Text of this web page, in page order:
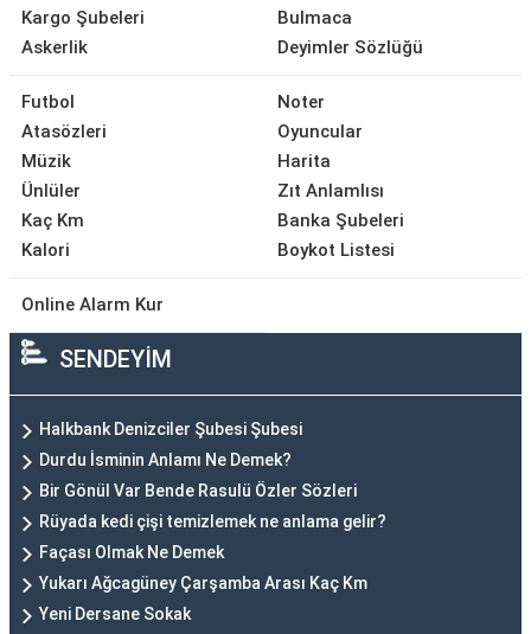
Kargo Şubeleri
Askerlik
Bulmaca
Deyimler Sözlüğü
Futbol
Atasözleri
Müzik
Ünlüler
Kaç Km
Kalori
Noter
Oyuncular
Harita
Zıt Anlamlısı
Banka Şubeleri
Boykot Listesi
Online Alarm Kur
SENDEYİM
Halkbank Denizciler Şubesi Şubesi
Durdu İsminin Anlamı Ne Demek?
Bir Gönül Var Bende Rasulü Özler Sözleri
Rüyada kedi çişi temizlemek ne anlama gelir?
Façası Olmak Ne Demek
Yukarı Ağcagüney Çarşamba Arası Kaç Km
Yeni Dersane Sokak